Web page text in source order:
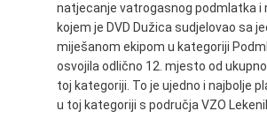
natjecanje vatrogasnog podmlatka i
kojem je DVD Dužica sudjelovao sa
miješanom ekipom u kategoriji
osvojila odlično 12. mjesto od
toj kategoriji. To je ujedno i najbolje
u toj kategoriji s područja VZO